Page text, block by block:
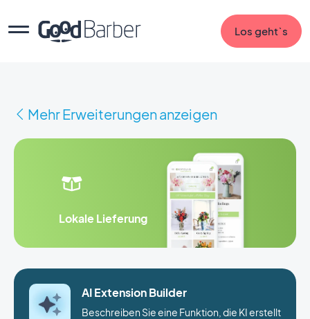
Los geht`s
Mehr Erweiterungen anzeigen
Lokale Lieferung
AI Extension Builder
Beschreiben Sie eine Funktion, die KI erstellt